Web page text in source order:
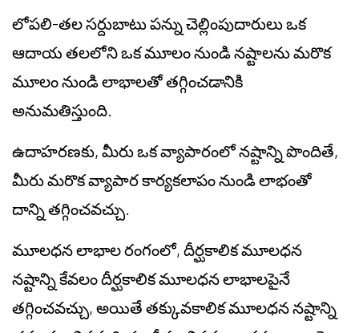
లోపలి-తల సర్దుబాటు పన్ను చెల్లింపుదారులు ఒక
ఆదాయ తలలోని ఒక మూలం నుండి నష్టాలను మరొక
మూలం నుండి లాభాలతో తగ్గించడానికి
అనుమతిస్తుంది.
ఉదాహరణకు, మీరు ఒక వ్యాపారంలో నష్టాన్ని పొందితే,
మీరు మరొక వ్యాపార కార్యకలాపం నుండి లాభంతో
దాన్ని తగ్గించవచ్చు.
మూలధన లాభాల రంగంలో, దీర్ఘకాలిక మూలధన
నష్టాన్ని కేవలం దీర్ఘకాలిక మూలధన లాభాలపైనే
తగ్గించవచ్చు, అయితే తక్కువకాలిక మూలధన నష్టాన్ని